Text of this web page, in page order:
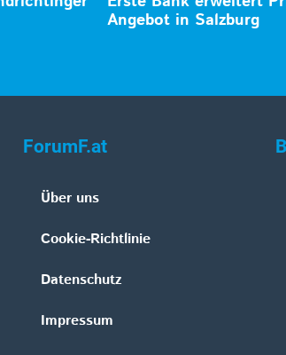
Angebot in Salzburg
ForumF.at
Über uns
Cookie-Richtlinie
Datenschutz
Impressum